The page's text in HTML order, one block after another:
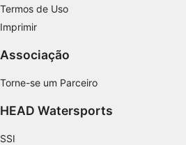
Termos de Uso
Imprimir
Associação
Torne-se um Parceiro
HEAD Watersports
SSI
Recursos especiais do IAB:
informações solicitadas ativamente
Finalidades de processamento não IAB: